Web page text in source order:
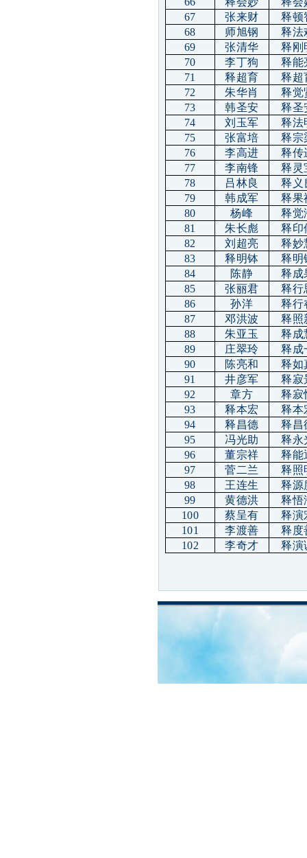
67
张来财
释顿
68
师旭钢
释法
69
张清华
释刚
70
李丁狗
释能
71
释超育
释超
72
朱华肖
释觉
73
韩圣安
释圣
74
刘玉军
释法
75
张富培
释宗
76
李高进
释传
77
李南锋
释灵
78
吕林良
释义
79
韩成军
释果
80
杨峰
释觉
81
朱长彪
释印
82
刘超亮
释妙
83
释明钵
释明
84
陈静
释成
85
张丽君
释行
86
孙洋
释行
87
邓洪波
释照
88
朱亚玉
释成
89
庄翠玲
释成
90
陈亮和
释如
91
井彦军
释寂
92
章方
释寂
93
释本宏
释本
94
释昌德
释昌
95
冯光助
释永
96
董宗祥
释能
97
菅二兰
释照
98
王连生
释源
99
黄德洪
释悟
100
蔡呈有
释演
101
李渡善
释度
102
李奇才 释演